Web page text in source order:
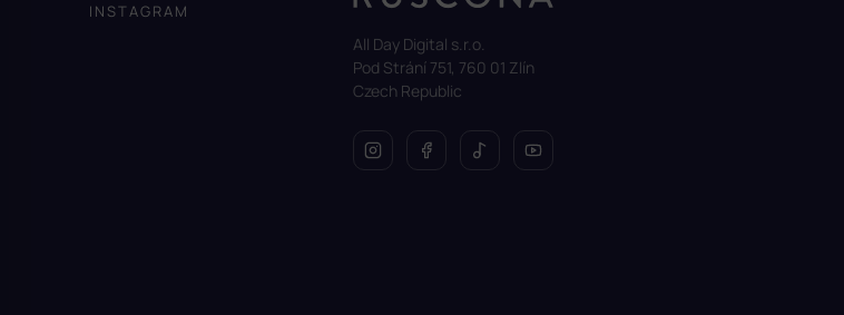
t
INSTAGRAM
All Day Digital s.r.o.
Pod Strání 751, 760 01 Zlín
Czech Republic